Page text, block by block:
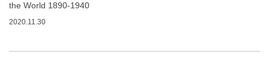
the World 1890-1940
2020.11.30